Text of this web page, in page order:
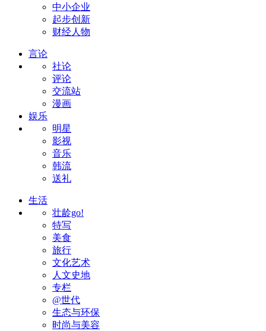
中小企业
起步创新
财经人物
言论
社论
评论
交流站
漫画
娱乐
明星
影视
音乐
韩流
送礼
生活
壮龄go!
特写
美食
旅行
文化艺术
人文史地
专栏
@世代
生态与环保
时尚与美容